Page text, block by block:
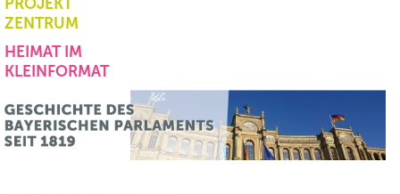
PROJEKT
ZENTRUM
HEIMAT IM
KLEINFORMAT